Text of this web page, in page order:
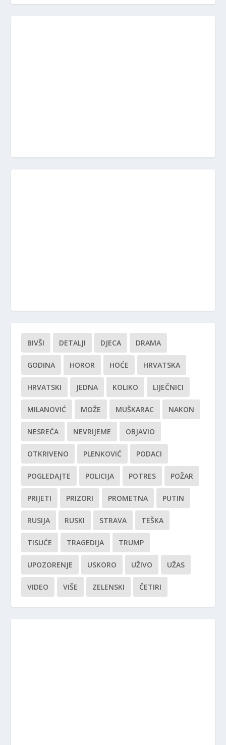
BIVŠI DETALJI DJECA DRAMA
GODINA HOROR HOĆE HRVATSKA
HRVATSKI JEDNA KOLIKO LIJEČNICI
MILANOVIĆ MOŽE MUŠKARAC NAKON
NESREĆA NEVRIJEME OBJAVIO
OTKRIVENO PLENKOVIĆ PODACI
POGLEDAJTE POLICIJA POTRES POŽAR
PRIJETI PRIZORI PROMETNA PUTIN
RUSIJA RUSKI STRAVA TEŠKA
TISUĆE TRAGEDIJA TRUMP
UPOZORENJE USKORO UŽIVO UŽAS
VIDEO VIŠE ZELENSKI ČETIRI